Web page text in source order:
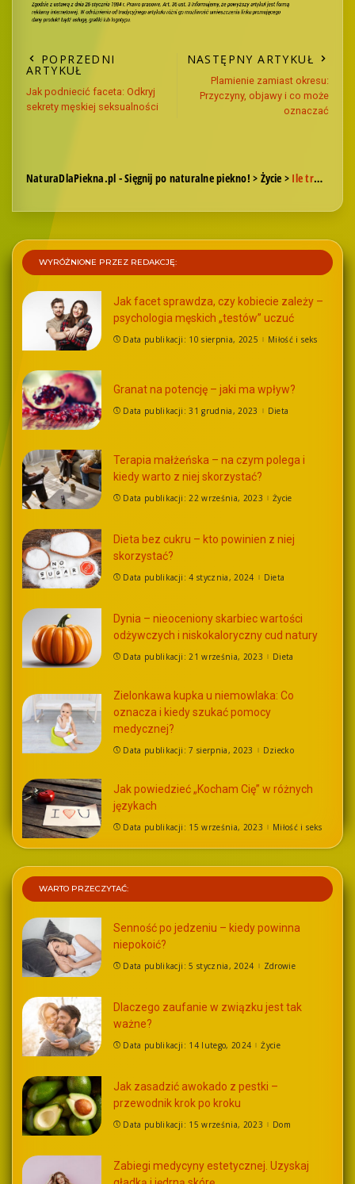
POPRZEDNI
ARTYKUŁ
Jak podniecić faceta: Odkryj
sekrety męskiej seksualności
NASTĘPNY ARTYKUŁ
Plamienie zamiast okresu:
Przyczyny, objawy i co może
oznaczać
NaturaDlaPiekna.pl - Sięgnij po naturalne piekno! > Życie > Ile trwa owulacja? Poznaj cykl i harmonogram płodności krok po kroku
WYRÓŻNIONE PRZEZ REDAKCJĘ:
Jak facet sprawdza, czy kobiecie zależy –
psychologia męskich „testów” uczuć
Data publikacji: 10 sierpnia, 2025 Miłość i seks
Granat na potencję – jaki ma wpływ?
Data publikacji: 31 grudnia, 2023 Dieta
Terapia małżeńska – na czym polega i
kiedy warto z niej skorzystać?
Data publikacji: 22 września, 2023 Życie
Dieta bez cukru – kto powinien z niej
skorzystać?
Data publikacji: 4 stycznia, 2024 Dieta
Dynia – nieoceniony skarbiec wartości
odżywczych i niskokaloryczny cud natury
Data publikacji: 21 września, 2023 Dieta
Zielonkawa kupka u niemowlaka: Co
oznacza i kiedy szukać pomocy
medycznej?
Data publikacji: 7 sierpnia, 2023 Dziecko
Jak powiedzieć „Kocham Cię” w różnych
językach
Data publikacji: 15 września, 2023 Miłość i seks
WARTO PRZECZYTAĆ:
Senność po jedzeniu – kiedy powinna
niepokoić?
Data publikacji: 5 stycznia, 2024 Zdrowie
Dlaczego zaufanie w związku jest tak
ważne?
Data publikacji: 14 lutego, 2024 Życie
Jak zasadzić awokado z pestki –
przewodnik krok po kroku
Data publikacji: 15 września, 2023 Dom
Zabiegi medycyny estetycznej. Uzyskaj